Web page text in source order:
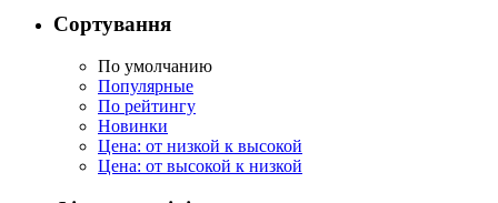
Сортування
По умолчанию
Популярные
По рейтингу
Новинки
Цена: от низкой к высокой
Цена: от высокой к низкой